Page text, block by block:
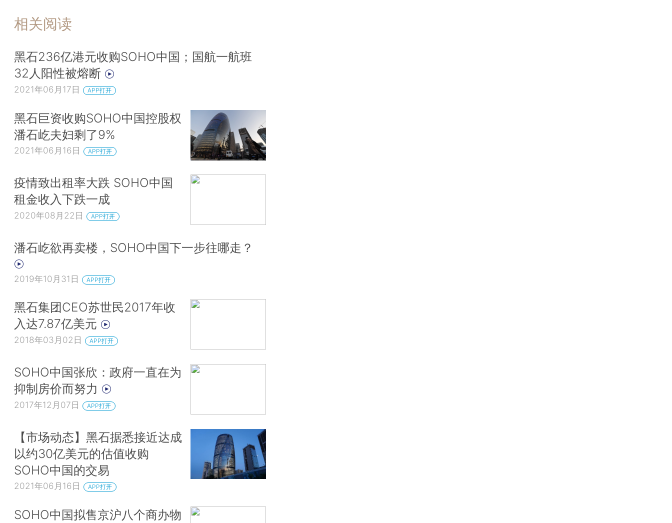
相关阅读
黑石236亿港元收购SOHO中国；国航一航班
32人阳性被熔断
2021年06月17日 APP打开
黑石巨资收购SOHO中国控股权
潘石屹夫妇剩了9%
2021年06月16日 APP打开
疫情致出租率大跌 SOHO中国
租金收入下跌一成
2020年08月22日 APP打开
潘石屹欲再卖楼，SOHO中国下一步往哪走？
2019年10月31日 APP打开
黑石集团CEO苏世民2017年收
入达7.87亿美元
2018年03月02日 APP打开
SOHO中国张欣：政府一直在为
抑制房价而努力
2017年12月07日 APP打开
【市场动态】黑石据悉接近达成
以约30亿美元的估值收购
SOHO中国的交易
2021年06月16日 APP打开
SOHO中国拟售京沪八个商办物